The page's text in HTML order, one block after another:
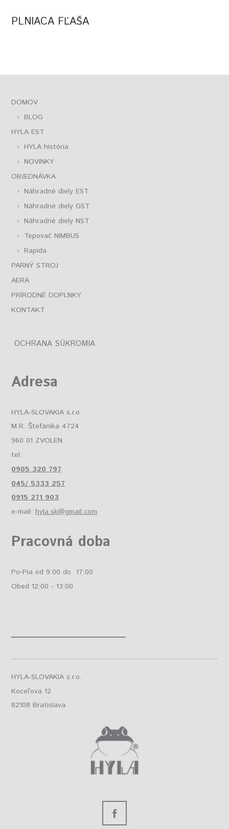
PLNIACA FĽAŠA
DOMOV
BLOG
HYLA EST
HYLA história
NOVINKY
OBJEDNÁVKA
Náhradné diely EST
Náhradné diely GST
Náhradné diely NST
Tepovač NIMBUS
Rapida
PARNÝ STROJ
AERA
PRÍRODNÉ DOPLNKY
KONTAKT
OCHRANA SÚKROMIA
Adresa
HYLA-SLOVAKIA s.r.o.
M.R. Štefánika 4724
960 01 ZVOLEN
tel:
0905 320 797
045/ 5333 257
0915 271 903
e-mail:hyla.sk@gmail.com
Pracovná doba
Po-Pia od 9:00 do 17:00
Obed 12:00 - 13:00
HYLA-SLOVAKIA s.r.o.
Koceľova 12
82108 Bratislava